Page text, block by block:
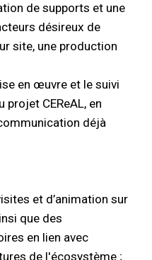
de supports et une
désireux de
site, une production
en œuvre et le suivi
CEReAL, en
déjà
et d’animation sur
que des
en lien avec
de l'écosystème ;